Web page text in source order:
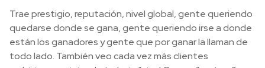
Trae prestigio, reputación, nivel global, gente queriendo
quedarse donde se gana, gente queriendo irse a donde
están los ganadores y gente que por ganar la llaman de
todo lado. También veo cada vez más clientes